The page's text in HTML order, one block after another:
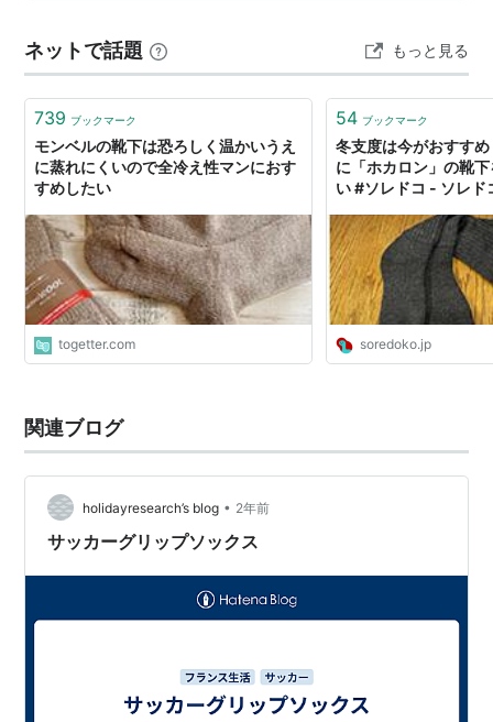
滑り止めが付いているので、家の中でも階段とかで…
ネットで話題 もっと見る
739 ブックマーク
モンベルの靴下は恐ろしく温かいうえ
に蒸れにくいので全冷え性マンにおす
すめしたい
togetter.com
54 ブックマーク
冬支度は今がおすす
に「ホカロン」の靴
い #ソレドコ - ソレド
soredoko.jp
関連ブログ
holidayresearch’s blog • 2年前
サッカーグリップソックス